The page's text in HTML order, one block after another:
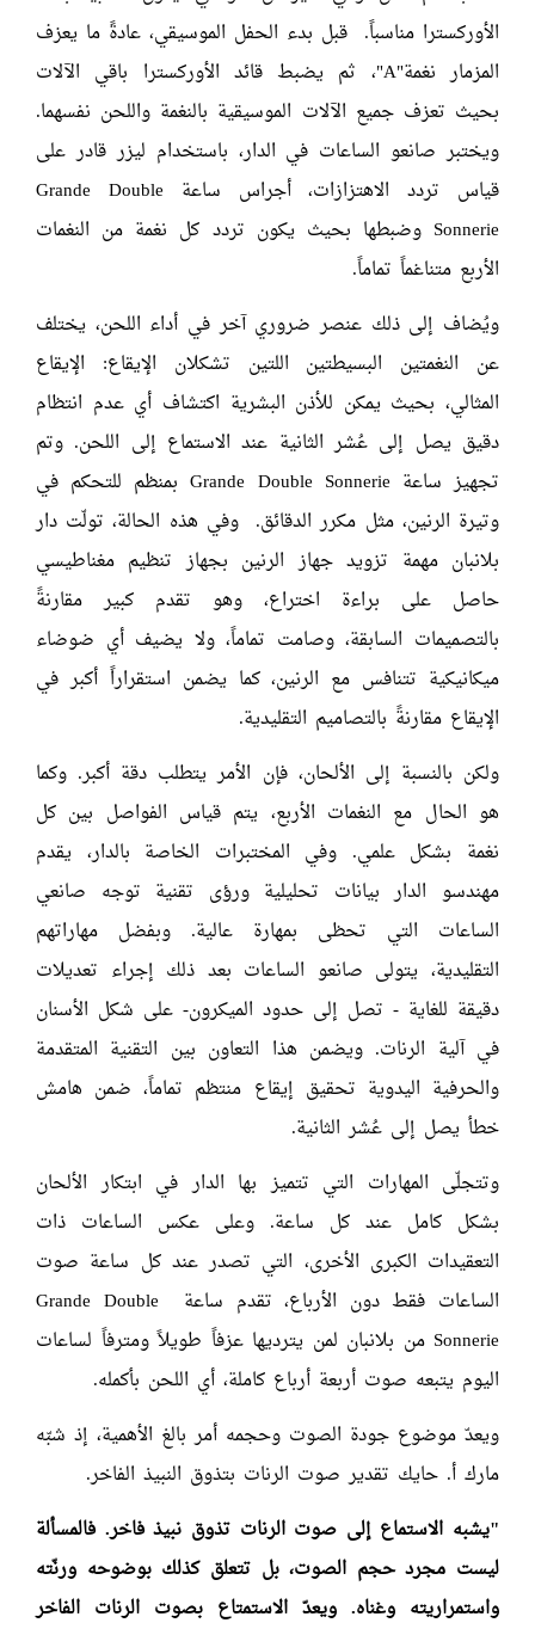
الأوركسترا مناسباً. قبل بدء الحفل الموسيقي، عادةً ما يعزف
المزمار نغمة"A"، ثم يضبط قائد الأوركسترا باقي الآلات
بحيث تعزف جميع الآلات الموسيقية بالنغمة واللحن نفسهما.
ويختبر صانعو الساعات في الدار، باستخدام ليزر قادر على
قياس تردد الاهتزازات، أجراس ساعة Grande Double
Sonnerie وضبطها بحيث يكون تردد كل نغمة من النغمات
الأربع متناغماً تماماً.
ويُضاف إلى ذلك عنصر ضروري آخر في أداء اللحن، يختلف
عن النغمتين البسيطتين اللتين تشكلان الإيقاع: الإيقاع
المثالي، بحيث يمكن للأذن البشرية اكتشاف أي عدم انتظام
دقيق يصل إلى عُشر الثانية عند الاستماع إلى اللحن. وتم
تجهيز ساعة Grande Double Sonnerie بمنظم للتحكم في
وتيرة الرنين، مثل مكرر الدقائق. وفي هذه الحالة، تولّت دار
بلانبان مهمة تزويد جهاز الرنين بجهاز تنظيم مغناطيسي
حاصل على براءة اختراع، وهو تقدم كبير مقارنةً
بالتصميمات السابقة، وصامت تماماً، ولا يضيف أي ضوضاء
ميكانيكية تتنافس مع الرنين، كما يضمن استقراراً أكبر في
الإيقاع مقارنةً بالتصاميم التقليدية.
ولكن بالنسبة إلى الألحان، فإن الأمر يتطلب دقة أكبر. وكما
هو الحال مع النغمات الأربع، يتم قياس الفواصل بين كل
نغمة بشكل علمي. وفي المختبرات الخاصة بالدار، يقدم
مهندسو الدار بيانات تحليلية ورؤى تقنية توجه صانعي
الساعات التي تحظى بمهارة عالية. وبفضل مهاراتهم
التقليدية، يتولى صانعو الساعات بعد ذلك إجراء تعديلات
دقيقة للغاية - تصل إلى حدود الميكرون- على شكل الأسنان
في آلية الرنات. ويضمن هذا التعاون بين التقنية المتقدمة
والحرفية اليدوية تحقيق إيقاع منتظم تماماً، ضمن هامش
خطأ يصل إلى عُشر الثانية.
وتتجلّى المهارات التي تتميز بها الدار في ابتكار الألحان
بشكل كامل عند كل ساعة. وعلى عكس الساعات ذات
التعقيدات الكبرى الأخرى، التي تصدر عند كل ساعة صوت
الساعات فقط دون الأرباع، تقدم ساعة Grande Double
Sonnerie من بلانبان لمن يترديها عزفاً طويلاً ومترفاً لساعات
اليوم يتبعه صوت أربعة أرباع كاملة، أي اللحن بأكمله.
ويعدّ موضوع جودة الصوت وحجمه أمر بالغ الأهمية، إذ شبّه
مارك أ. حايك تقدير صوت الرنات بتذوق النبيذ الفاخر.
"يشبه الاستماع إلى صوت الرنات تذوق نبيذ فاخر. فالمسألة
ليست مجرد حجم الصوت، بل تتعلق كذلك بوضوحه ورنّته
واستمراريته وغناه. ويعدّ الاستمتاع بصوت الرنات الفاخر